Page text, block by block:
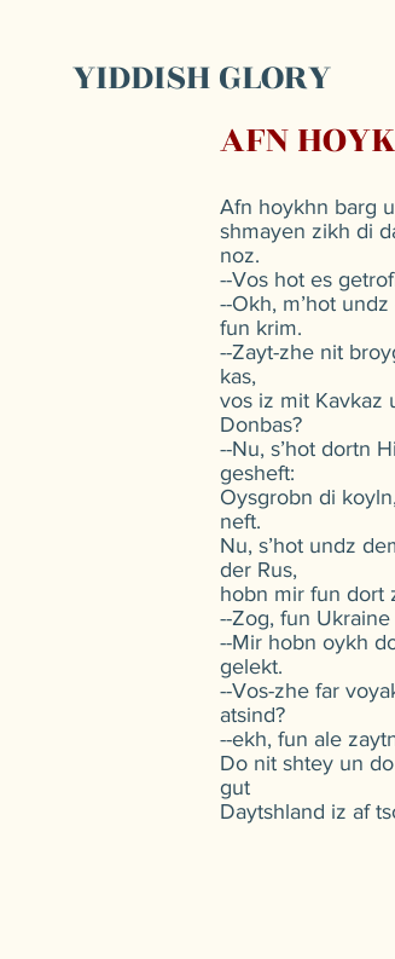
YIDDISH GLORY
AFN
Afn hoykhn barg
shmayen zikh di
noz.
--Vos hot es
--Okh, m’hot
fun krim.
--Zayt-zhe nit
kas,
vos iz mit Kavkaz
Donbas?
--Nu, s’hot dortn
gesheft:
Oysgrobn di
neft.
Nu, s’hot undz
der Rus,
hobn mir fun dort
--Zog, fun
--Mir hobn oykh
gelekt.
--Vos-zhe far
atsind?
--ekh, fun ale
Do nit shtey un
gut
Daytshland iz af